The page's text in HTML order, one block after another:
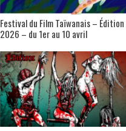
Festival du Film Taïwanais – Édition
2026 – du 1er au 10 avril